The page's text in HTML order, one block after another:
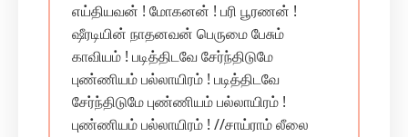
எய்தியவன் ! மோகனன் ! பரி பூரணன் !
ஷீரடியின் நாதனவன் பெருமை பேசும்
காவியம் ! படித்திடவே சேர்ந்திடுமே
புண்ணியம் பல்லாயிரம் ! படித்திடவே
சேர்ந்திடுமே புண்ணியம் பல்லாயிரம் !
புண்ணியம் பல்லாயிரம் ! //சாய்ராம் லீலை